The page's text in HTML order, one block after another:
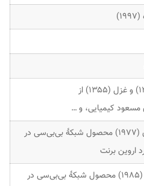
خاک (۱۳۵۵) و غزل (۱۳۵۵) از
کیمیایی، و …
ارتش سری (۱۹۷۷) محصول شبکهٔ بی‌بی‌سی در
اروین برنت
لبهٔ تاریکی (۱۹۸۵) محصول شبکهٔ بی‌بی‌سی در